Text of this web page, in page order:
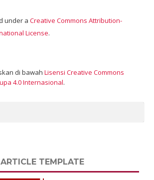
under a Creative Commons Attribution-
License.
di bawah Lisensi Creative Commons
4.0 Internasional.
ARTICLE TEMPLATE